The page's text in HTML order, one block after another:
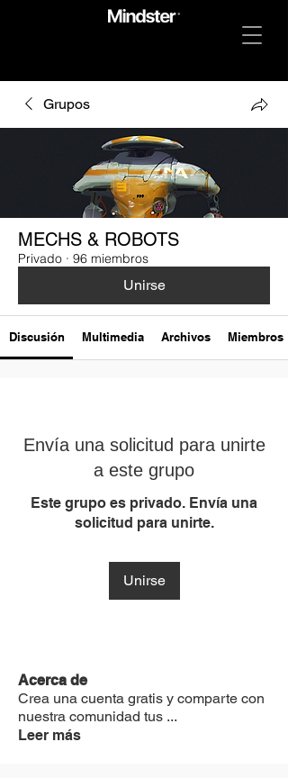
Grupos
MECHS & ROBOTS
Privado · 96 miembros
Unirse
Discusión Multimedia Archivos Miembros
Envía una solicitud para unirte
a este grupo
Este grupo es privado. Envía una
solicitud para unirte.
Unirse
Acerca de
Crea una cuenta gratis y comparte con
nuestra comunidad tus ...
Leer más